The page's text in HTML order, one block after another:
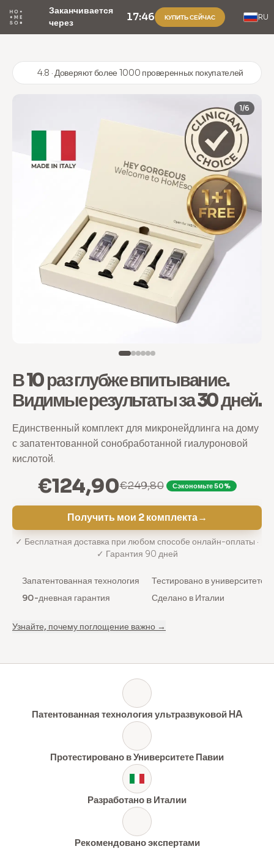
RU
Заканчивается
через
17:46 КУПИТЬ СЕЙЧАС
4.8 · Доверяют более 1000 проверенных покупателей
1/6
В 10 раз глубже впитывание.
Видимые результаты за 30 дней.
Единственный комплект для микронейдлинга на дому
с запатентованной сонобработанной гиалуроновой
кислотой.
€124,90€249,80 Сэкономьте 50%
Получить мои 2 комплекта→
✓ Бесплатная доставка при любом способе онлайн-оплаты ·
✓ Гарантия 90 дней
Запатентованная технология
Тестировано в университете
90-дневная гарантия
Сделано в Италии
Узнайте, почему поглощение важно →
Патентованная технология ультразвуковой HA
Протестировано в Университете Павии
Разработано в Италии
Рекомендовано экспертами